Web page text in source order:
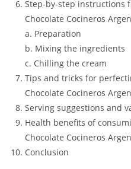
Step-by-step instructions
Chocolate Cocineros
a. Preparation
b. Mixing the ingredients
c. Chilling the cream
Tips and tricks for
Chocolate Cocineros
Serving suggestions and
Health benefits of
Chocolate Cocineros
Conclusion